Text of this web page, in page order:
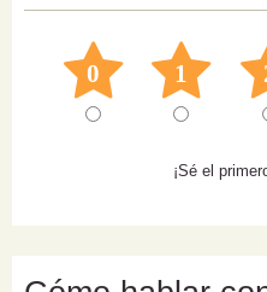
0 1
¡Sé el